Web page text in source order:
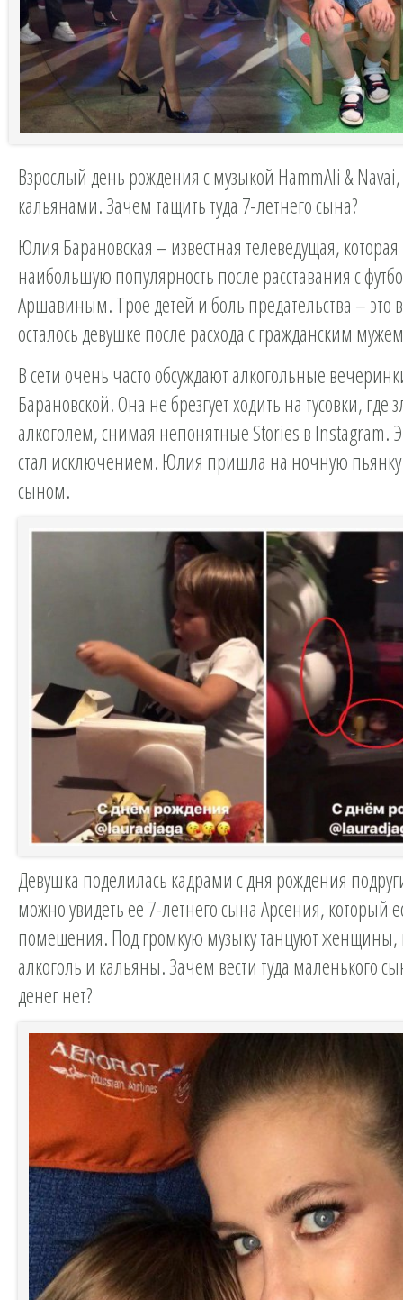
Взрослый день рождения с музыкой HammAli &
кальянами. Зачем тащить туда 7-летнего сына?
Юлия Барановская – известная телеведущая,
наибольшую популярность после расставания с
Аршавиным. Трое детей и боль предательства – это
осталось девушке после расхода с гражданским
В сети очень часто обсуждают алкогольные
Барановской. Она не брезгует ходить на тусовки, где
алкоголем, снимая непонятные Stories в Instagram.
стал исключением. Юлия пришла на ночную пьянку
сыном.
Девушка поделилась кадрами с дня рождения
можно увидеть ее 7-летнего сына Арсения, который
помещения. Под громкую музыку танцуют женщины,
алкоголь и кальяны. Зачем вести туда маленького
денег нет?